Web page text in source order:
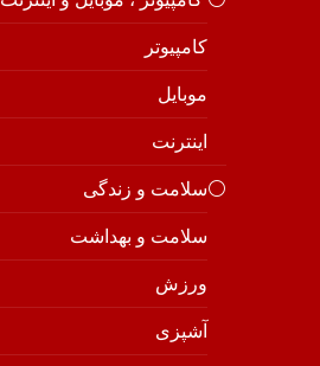
کامپیوتر
موبایل
اینترنت
⚪️سلامت و زندگی
سلامت و بهداشت
ورزش
آشپزی